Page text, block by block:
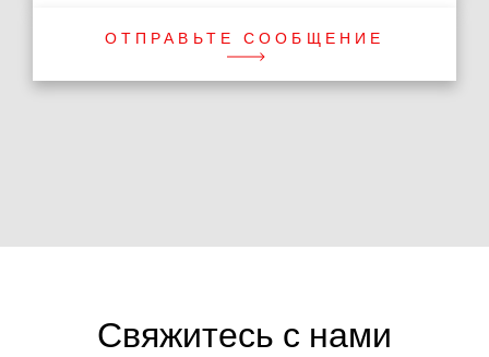
ОТПРАВЬТЕ СООБЩЕНИЕ
Свяжитесь с нами